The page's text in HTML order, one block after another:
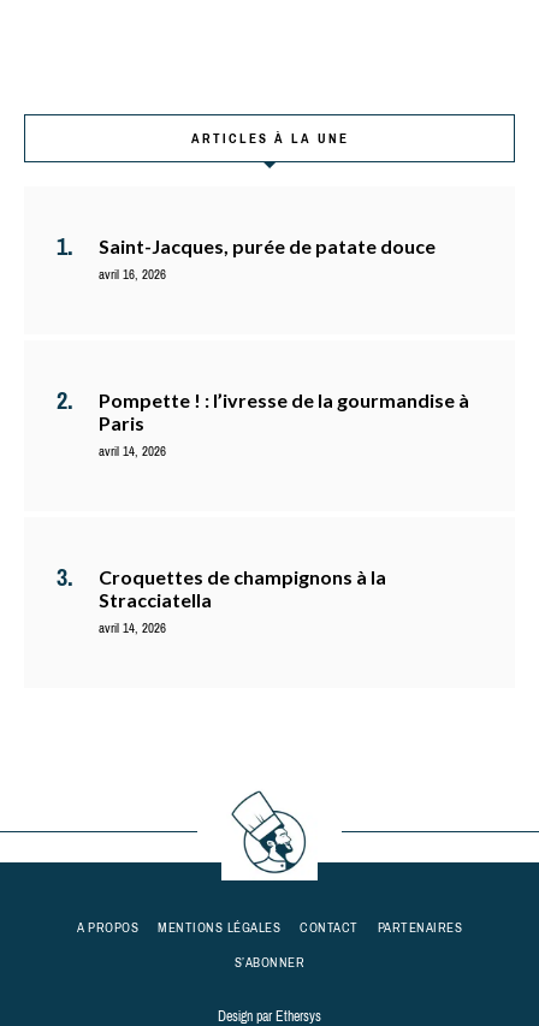
ARTICLES À LA UNE
Saint-Jacques, purée de patate douce
avril 16, 2026
Pompette ! : l’ivresse de la gourmandise à
Paris
avril 14, 2026
Croquettes de champignons à la
Stracciatella
avril 14, 2026
A PROPOS MENTIONS LÉGALES CONTACT
PARTENAIRES
S’ABONNER
Design parEthersys